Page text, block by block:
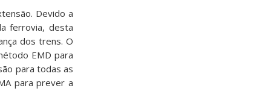
Devido a
ferrovia, desta
dos trens. O
EMD para
para todas as
para prever a